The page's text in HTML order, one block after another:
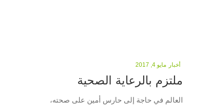
أخبار مايو 4, 2017
ملتزم بالرعاية الصحية
العالم في حاجة إلى حارس أمين على صحته،